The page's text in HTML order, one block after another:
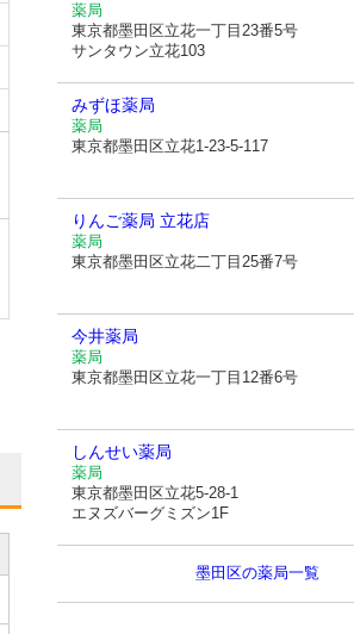
薬局
東京都墨田区立花一丁目23番5号
サンタウン立花103
みずほ薬局
薬局
東京都墨田区立花1-23-5-117
りんご薬局 立花店
薬局
東京都墨田区立花二丁目25番7号
今井薬局
薬局
東京都墨田区立花一丁目12番6号
しんせい薬局
薬局
東京都墨田区立花5-28-1
エヌズバーグミズン1F
墨田区の薬局一覧